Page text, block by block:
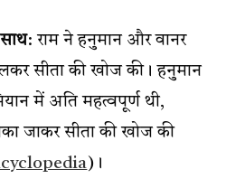
: राम ने हनुमान और वानर
सीता की खोज की। हनुमान
में अति महत्वपूर्ण थी,
जाकर सीता की खोज की​
)।